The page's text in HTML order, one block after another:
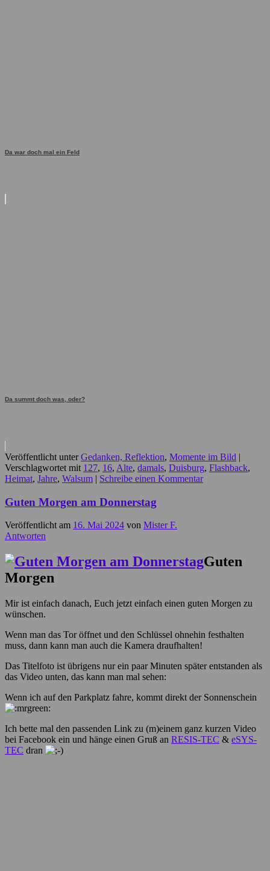
Da war doch mal ein Feld
Da summt doch was, oder?
Veröffentlicht unter Gedanken, Reflektion, Momente im Bild |
Verschlagwortet mit 127, 16, Alte, damals, Duisburg, Flashback,
Heimat, Jahre, Walsum | Schreibe einen Kommentar
Guten Morgen am Donnerstag
Veröffentlicht am 16. Mai 2024 von Mister F.
Antworten
Guten
Morgen
Mir ist einfach danach, Euch jetzt einfach einen guten Morgen zu
wünschen.
Wenn man das Tor öffnet und den Schlüssel ohnehin festhalten
muss, dann kann man auch die Kamera draufhalten!
Das Titelfoto ist übrigens nur ein paar Minuten später entstanden als
das Video unten, das kann man mal sehen:
Wenn ich auf den Parkplatz fahre, kommt direkt der Sonnenschein
Ich bette mal den passenden Link zu (m)einem ganz kurzen Video
bei Facebook ein und hänge einen Gruß an RESIS-TEC & eSYS-
TEC dran